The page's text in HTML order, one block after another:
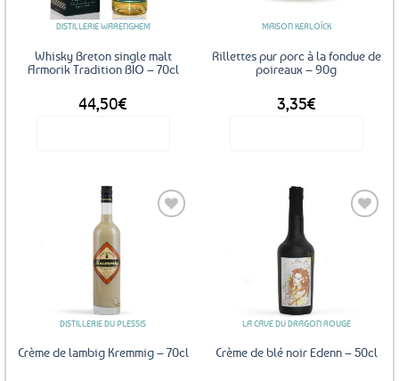
DISTILLERIE WARENGHEM
Whisky Breton single malt
Armorik Tradition BIO – 70cl
44,50€
MAISON KERLOÏCK
Rillettes pur porc à la fondue de
poireaux – 90g
3,35€
DISTILLERIE DU PLESSIS
Crème de lambig Kremmig – 70cl
LA CAVE DU DRAGON ROUGE
Crème de blé noir Edenn – 50cl